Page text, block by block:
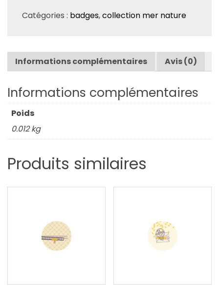
de
»
Mer
»
–
BA20
Catégories : badges,collection mer nature
Informations complémentaires Avis (0)
Informations complémentaires
Poids
0.012 kg
Produits similaires